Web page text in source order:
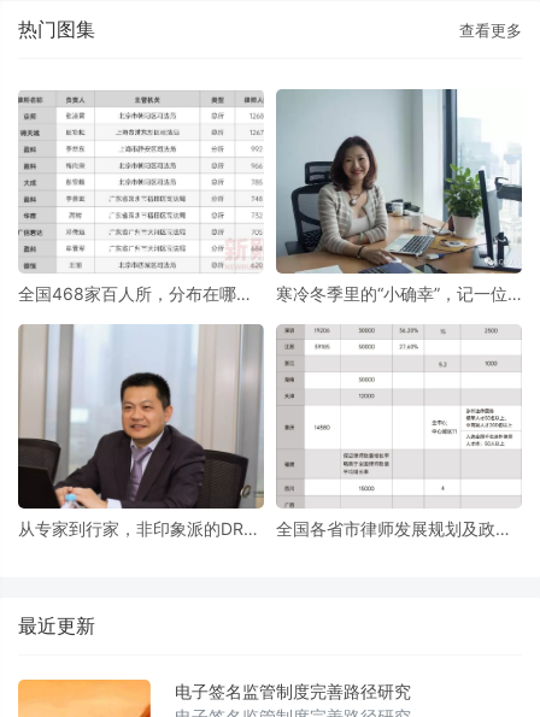
热门图集 查看更多
全国468家百人所，分布在哪
寒冷冬季里的“小确幸”，记一位
海新诤信知识产权副总裁陈晓嫣
从专家到行家，非印象派的DR律
全国各省市律师发展规划及政策
最近更新
电子签名监管制度完善路径研究